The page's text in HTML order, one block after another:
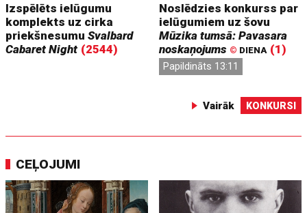
Izspēlēts ielūgumu
komplekts uz cirka
priekšnesumuSvalbard
Cabaret Night (2544)
Noslēdzies konkurss par
ielūgumiem uz šovu
Mūzika tumsā: Pavasara
noskaņojums © DIENA (1)
Papildināts 13:11
Vairāk KONKURSI
CEĻOJUMI